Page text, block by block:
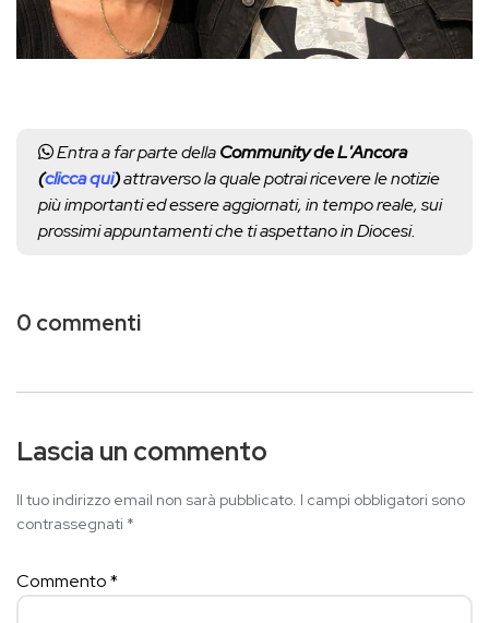
Entra a far parte dellaCommunity de L'Ancora
(clicca qui)attraverso la quale potrai ricevere le notizie
più importanti ed essere aggiornati, in tempo reale, sui
prossimi appuntamenti che ti aspettano in Diocesi.
0 commenti
Lascia un commento
Il tuo indirizzo email non sarà pubblicato. I campi obbligatori sono
contrassegnati *
Commento*